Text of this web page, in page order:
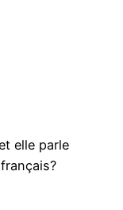
elle parle